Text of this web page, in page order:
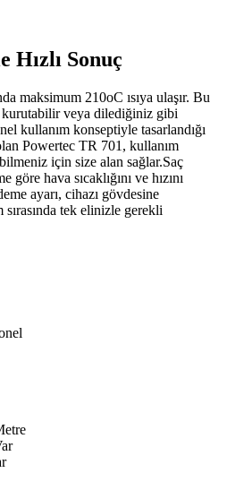
Hızlı Sonuç
maksimum 210oC ısıya ulaşır. Bu
kurutabilir veya dilediğiniz gibi
kullanım konseptiyle tasarlandığı
Powertec TR 701, kullanım
için size alan sağlar.Saç
göre hava sıcaklığını ve hızını
ayarı, cihazı gövdesine
tek elinizle gerekli